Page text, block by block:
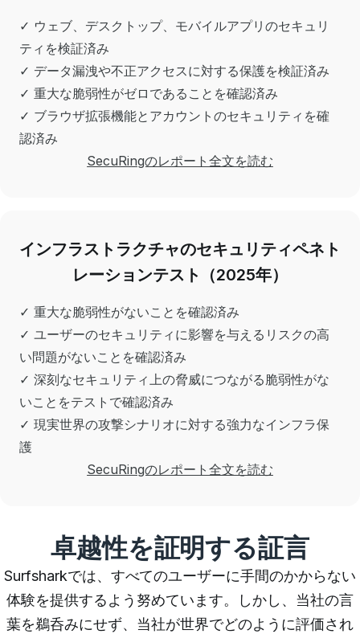
✓ ウェブ、デスクトップ、モバイルアプリのセキュリ
ティを検証済み
✓ データ漏洩や不正アクセスに対する保護を検証済み
✓ 重大な脆弱性がゼロであることを確認済み
✓ ブラウザ拡張機能とアカウントのセキュリティを確
認済み
SecuRingのレポート全文を読む
インフラストラクチャのセキュリティペネト
レーションテスト（2025年）
✓ 重大な脆弱性がないことを確認済み
✓ ユーザーのセキュリティに影響を与えるリスクの高
い問題がないことを確認済み
✓ 深刻なセキュリティ上の脅威につながる脆弱性がな
いことをテストで確認済み
✓ 現実世界の攻撃シナリオに対する強力なインフラ保
護
SecuRingのレポート全文を読む
卓越性を証明する証言
Surfsharkでは、すべてのユーザーに手間のかからない
体験を提供するよう努めています。しかし、当社の言
葉を鵜呑みにせず、当社が世界でどのように評価され